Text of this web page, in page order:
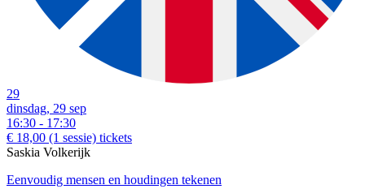
29
dinsdag, 29 sep
16:30 - 17:30
€ 18,00 (1 sessie) tickets
Saskia Volkerijk
Eenvoudig mensen en houdingen tekenen